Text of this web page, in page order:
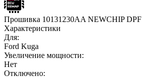
Прошивка 10131230AA NEWCHIP DPF
Характеристики
Для:
Ford Kuga
Увеличение мощности:
Нет
Отключено: